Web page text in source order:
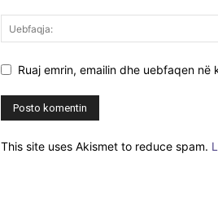
Ruaj emrin, emailin dhe uebfaqen
This site uses Akismet to reduce spam.